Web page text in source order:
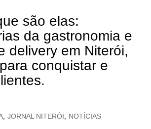
são elas:
da gastronomia e
delivery em Niterói,
conquistar e
, JORNAL NITERÓI NOTÍCIAS